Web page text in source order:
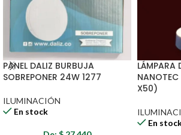
PANEL DALIZ BURBUJA
SOBREPONER 24W 1277
ILUMINACIÓN
En stock
LÁMPARA
X50)
En